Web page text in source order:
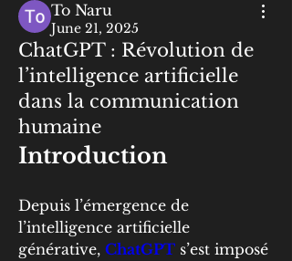
To Naru
June 21, 2025
ChatGPT : Révolution de
l’intelligence artificielle
dans la communication
humaine
Introduction
Depuis l’émergence de
l’intelligence artificielle
générative, ChatGPT s’est imposé